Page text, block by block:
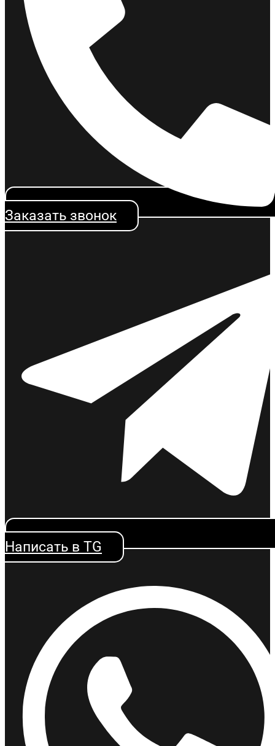
Таблицу штрафов по КоАП
Изменения в госзакупках 2025-2026
Заказать звонок
Написать в TG